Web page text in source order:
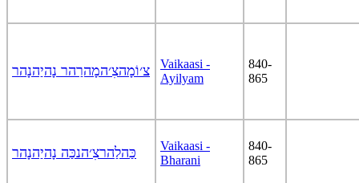
צ׳וֹמָהצִ׳המָהרַהר נָהיַהנָהר
Vaikaasi -
Ayilyam
840-
865
כַּהלַהרצִ׳הנכַּה נָהיַהנָהר
Vaikaasi -
Bharani
840-
865